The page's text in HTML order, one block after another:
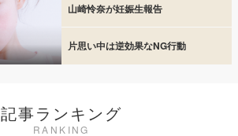
山崎怜奈が妊娠生報告
片思い中は逆効果なNG行動
記事ランキング
RANKING